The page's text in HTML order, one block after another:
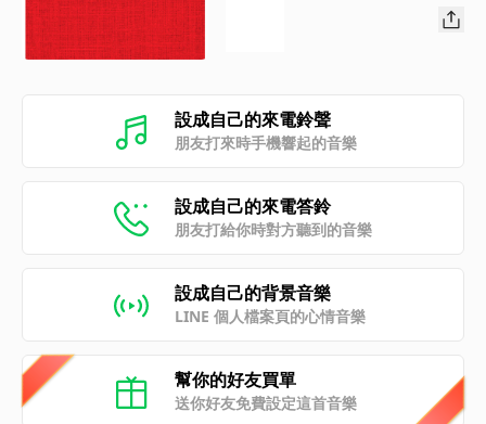
設成自己的來電鈴聲
朋友打來時手機響起的音樂
設成自己的來電答鈴
朋友打給你時對方聽到的音樂
設成自己的背景音樂
LINE 個人檔案頁的心情音樂
幫你的好友買單
送你好友免費設定這首音樂